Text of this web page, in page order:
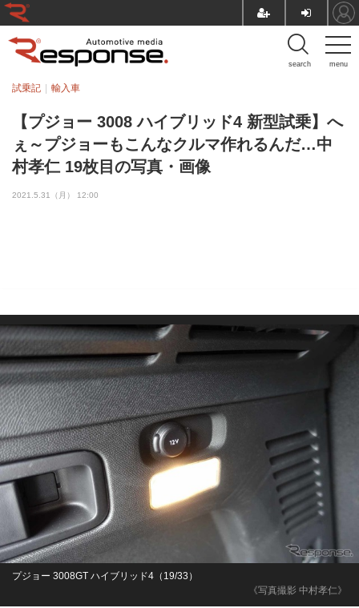
menu
search
【プジョー 3008 ハイブリッド4 新型試乗】へ
ぇ～プジョーもこんなクルマ作れるんだ…中
村孝仁 19枚目の写真・画像
試乗記 輸入車
2021.5.31（月） 12:00
《写真撮影 中村孝仁》
プジョー 3008GT ハイブリッド4（19/33）